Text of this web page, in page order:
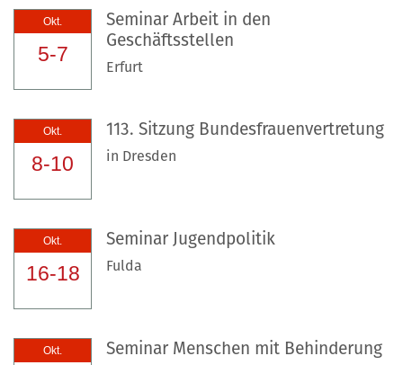
Okt.
5-7
Seminar Arbeit in den
Geschäftsstellen
Erfurt
Okt.
8-10
113. Sitzung Bundesfrauenvertretung
in Dresden
Okt.
16-18
Seminar Jugendpolitik
Fulda
Okt. Seminar Menschen mit Behinderung